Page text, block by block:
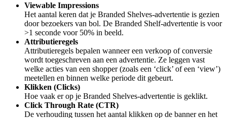
Viewable Impressions
Het aantal keren dat je Branded Shelves-advertentie is gezien
door bezoekers van bol. De Branded Shelf-advertentie is voor
>1 seconde voor 50% in beeld.
Attributieregels
Attributieregels bepalen wanneer een verkoop of conversie
wordt toegeschreven aan een advertentie. Ze leggen vast
welke acties van een shopper (zoals een ‘click’ of een ‘view’)
meetellen en binnen welke periode dit gebeurt.
Klikken (Clicks)
Hoe vaak er op je Branded Shelves-advertentie is geklikt.
Click Through Rate (CTR)
De verhouding tussen het aantal klikken op de banner en het